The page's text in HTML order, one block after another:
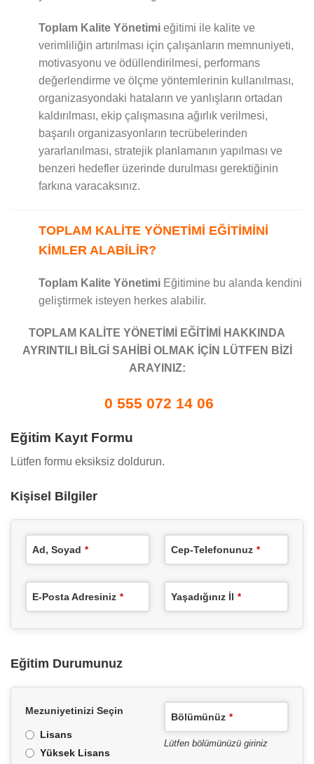
Toplam Kalite Yönetimi eğitimi ile kalite ve
verimliliğin artırılması için çalışanların memnuniyeti,
motivasyonu ve ödüllendirilmesi, performans
değerlendirme ve ölçme yöntemlerinin kullanılması,
organizasyondaki hataların ve yanlışların ortadan
kaldırılması, ekip çalışmasına ağırlık verilmesi,
başarılı organizasyonların tecrübelerinden
yararlanılması, stratejik planlamanın yapılması ve
benzeri hedefler üzerinde durulması gerektiğinin
farkına varacaksınız.
TOPLAM KALİTE YÖNETİMİ EĞİTİMİNİ
KİMLER ALABİLİR?
Toplam Kalite Yönetimi Eğitimine bu alanda kendini
geliştirmek isteyen herkes alabilir.
TOPLAM KALİTE YÖNETİMİ EĞİTİMİ HAKKINDA
AYRINTILI BİLGİ SAHİBİ OLMAK İÇİN LÜTFEN BİZİ
ARAYINIZ:
0 555 072 14 06
Eğitim Kayıt Formu
Lütfen formu eksiksiz doldurun.
Kişisel Bilgiler
Ad, Soyad *
E-Posta Adresiniz *
Cep-Telefonunuz *
Yaşadığınız İl *
Eğitim Durumunuz
Mezuniyetinizi Seçin
Lisans
Yüksek Lisans
Bölümünüz *
Lütfen bölümünüzü giriniz